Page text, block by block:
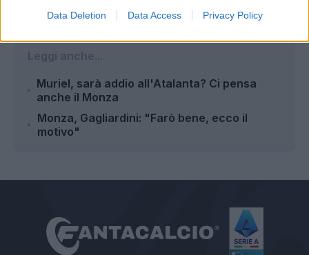
Data Deletion Data Access Privacy Policy
Leggi anche...
Muriel, sarà addio all'Atalanta? Ci pensa
anche il Monza
Monza, Gagliardini: "Farò bene, ecco il
motivo"